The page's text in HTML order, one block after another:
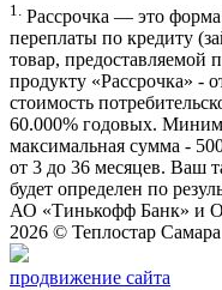
1. Рассрочка — это
переплаты по кредиту
товар, предоставляемой
продукту «Рассрочка» -
стоимость
60.000% годовых.
максимальная сумма -
от 3 до 36 месяцев. Ваш
будет определен по
АО «Тинькофф Банк»
2026 © Теплостар Самара
продвижение сайта